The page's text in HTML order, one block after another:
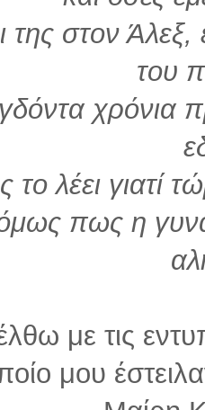
της στον
του
χρόνια
το λέει γιατί
πως η
με τις
μου